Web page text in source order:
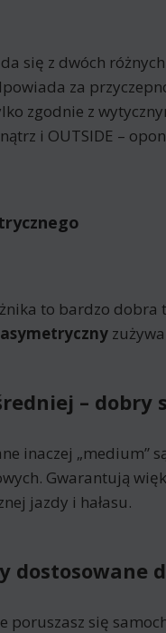
się z dwóch
za
zgodnie z
i OUTSIDE –
to bardzo
asymetryczny
– dobry
inaczej „medium”
Gwarantują
jazdy i hałasu.
dostosowane
poruszasz się